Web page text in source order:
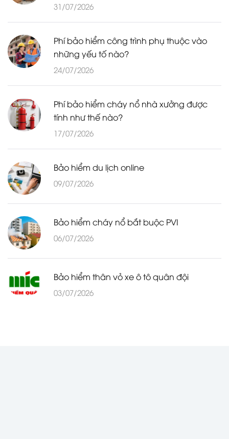
31/07/2026
Phí bảo hiểm công trình phụ thuộc vào
những yếu tố nào?
24/07/2026
Phí bảo hiểm cháy nổ nhà xưởng được
tính như thế nào?
17/07/2026
Bảo hiểm du lịch online
09/07/2026
Bảo hiểm cháy nổ bắt buộc PVI
06/07/2026
Bảo hiểm thân vỏ xe ô tô quân đội
03/07/2026